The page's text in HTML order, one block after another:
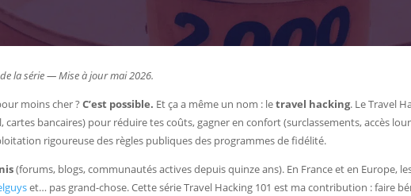
la série — Mise à jour mai 2026.
moins cher ?C’est possible. Et ça a même un nom : letravel hacking. Le Travel
bancaires) pour réduire tes coûts, gagner en confort (surclassements, accès
rigoureuse des règles publiques des programmes de fidélité.
(forums, blogs, communautés actives depuis quinze ans). En France et en Europe,
et… pas grand-chose. Cette série Travel Hacking 101 est ma contribution : faire